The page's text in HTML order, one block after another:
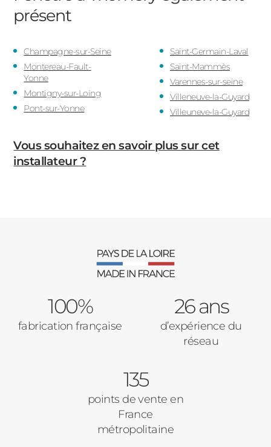
présent
Champagne-sur-Seine
Montereau-Fault-
Yonne
Montigny-sur-Loing
Pont-sur-Yonne
Saint-Germain-Laval
Saint-Mammès
Varennes-sur-seine
Villeneuve-la-Guyard
Villeuneve-la-Guyard
Vous souhaitez en savoir plus sur cet
installateur ?
100%
fabrication française
26 ans
d’expérience du
réseau
135
points de vente en
France
métropolitaine